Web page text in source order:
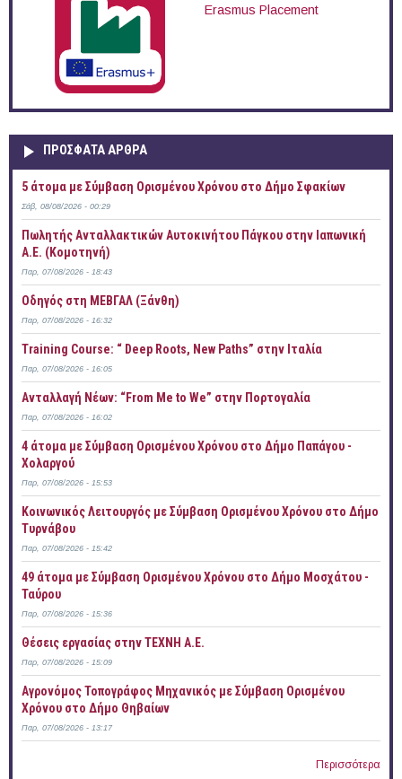
Erasmus Placement
ΠΡOΣΦΑΤΑ AΡΘΡΑ
5 άτομα με Σύμβαση Ορισμένου Χρόνου στο Δήμο Σφακίων
Σάβ, 08/08/2026 - 00:29
Πωλητής Ανταλλακτικών Αυτοκινήτου Πάγκου στην Ιαπωνική
Α.Ε. (Κομοτηνή)
Παρ, 07/08/2026 - 18:43
Οδηγός στη ΜΕΒΓΑΛ (Ξάνθη)
Παρ, 07/08/2026 - 16:32
Training Course: “ Deep Roots, New Paths” στην Ιταλία
Παρ, 07/08/2026 - 16:05
Ανταλλαγή Νέων: “From Me to We” στην Πορτογαλία
Παρ, 07/08/2026 - 16:02
4 άτομα με Σύμβαση Ορισμένου Χρόνου στο Δήμο Παπάγου -
Χολαργού
Παρ, 07/08/2026 - 15:53
Κοινωνικός Λειτουργός με Σύμβαση Ορισμένου Χρόνου στο Δήμο
Τυρνάβου
Παρ, 07/08/2026 - 15:42
49 άτομα με Σύμβαση Ορισμένου Χρόνου στο Δήμο Μοσχάτου -
Ταύρου
Παρ, 07/08/2026 - 15:36
Θέσεις εργασίας στην ΤΕΧΝΗ Α.Ε.
Παρ, 07/08/2026 - 15:09
Αγρονόμος Τοπογράφος Μηχανικός με Σύμβαση Ορισμένου
Χρόνου στο Δήμο Θηβαίων
Παρ, 07/08/2026 - 13:17
Περισσότερα